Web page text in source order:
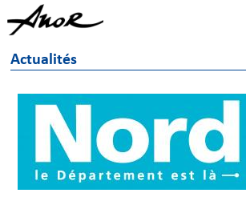
Actualités